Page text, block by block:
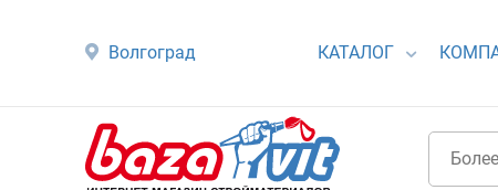
Волгоград КАТАЛОГ